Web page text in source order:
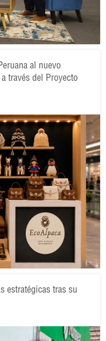
al nuevo
través del Proyecto
estratégicas tras su